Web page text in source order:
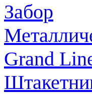
Забор
Grand